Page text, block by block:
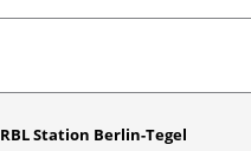
RBL Station Berlin-Tegel